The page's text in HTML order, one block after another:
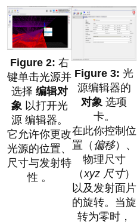
右
键单击光源并
选择 编辑对
象 以打开光
源 编辑器。
它允许你更改
光源的位置、
尺寸与发射特
性 。
光
源编辑器的
对象 选项
卡。
在此你控制位
置（ 偏移）、
物理尺寸
（xyz 尺寸）
以及发射面片
的旋转。当旋
转为零时，